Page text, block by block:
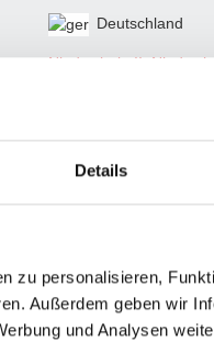
Details
zu personalisieren,
Außerdem geben wir
und Analysen
Deutschland
Niederrhein II,
VI. Frühjahr 2023, VII.
M+ M- MW% G
0 0 - 0 0